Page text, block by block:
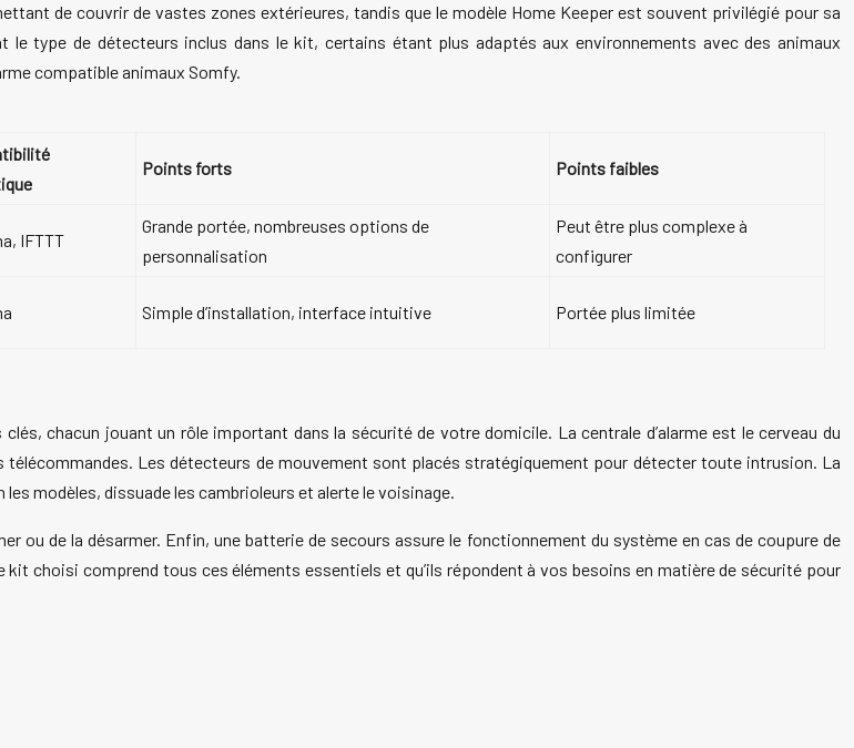
de couvrir de vastes zones extérieures, tandis que le modèle Home Keeper est souvent privilégié pour sa
type de détecteurs inclus dans le kit, certains étant plus adaptés aux environnements avec des animaux
compatible animaux Somfy.
Points forts Points faibles
IFTTT
Grande portée, nombreuses options de
personnalisation
Peut être plus complexe à
configurer
Simple d’installation, interface intuitive Portée plus limitée
chacun jouant un rôle important dans la sécurité de votre domicile. La centrale d’alarme est le cerveau du
Les détecteurs de mouvement sont placés stratégiquement pour détecter toute intrusion. La
modèles, dissuade les cambrioleurs et alerte le voisinage.
ou de la désarmer. Enfin, une batterie de secours assure le fonctionnement du système en cas de coupure de
choisi comprend tous ces éléments essentiels et qu’ils répondent à vos besoins en matière de sécurité pour